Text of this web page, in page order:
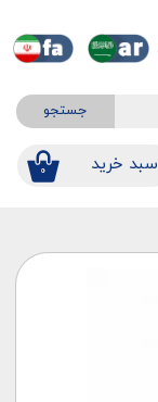
جستجو
۰ ​​سبد خرید